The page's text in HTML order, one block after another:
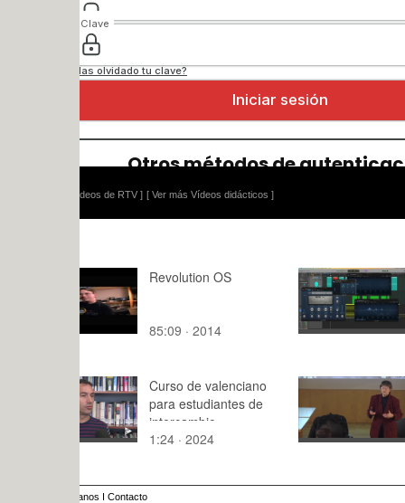
[ Ver más Vídeos didácticos ]
Revolution OS
85:09 · 2014
Entrevista
Diegético
2:36 · 2024
Curso de valenciano
para estudiantes de
intercambio
1:24 · 2024
LAB_UPV.
84:58 ·